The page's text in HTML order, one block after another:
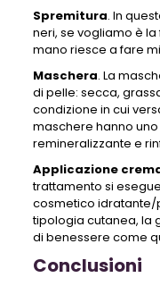
Spremitura. In
neri, se vogliamo è
mano riesce a fare
Maschera. La
di pelle: secca,
condizione in cui
maschere hanno
remineralizzante e
Applicazione
trattamento si
cosmetico idratante/
tipologia cutanea, la
di benessere come
Conclusioni